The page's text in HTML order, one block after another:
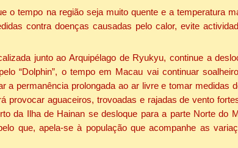
o tempo na região seja muito quente e a temperatura
contra doenças causadas pelo calor, evite
junto ao Arquipélago de Ryukyu, continue a
“Dolphin”, o tempo em Macau vai continuar
permanência prolongada ao ar livre e tomar medidas
provocar aguaceiros, trovoadas e rajadas de vento
da Ilha de Hainan se desloque para a parte Norte do
que, apela-se à população que acompanhe as